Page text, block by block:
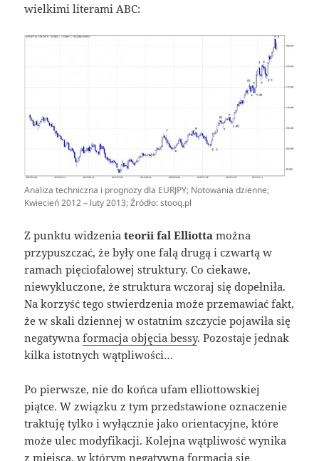
wielkimi literami ABC:
Analiza techniczna i prognozy dla EURJPY; Notowania dzienne;
Kwiecień 2012 – luty 2013; Źródło: stooq.pl
Z punktu widzeniateorii fal Elliotta można
przypuszczać, że były one falą drugą i czwartą w
ramach pięciofalowej struktury. Co ciekawe,
niewykluczone, że struktura wczoraj się dopełniła.
Na korzyść tego stwierdzenia może przemawiać fakt,
że w skali dziennej w ostatnim szczycie pojawiła się
negatywnaformacja objęcia bessy. Pozostaje jednak
kilka istotnych wątpliwości…
Po pierwsze, nie do końca ufam elliottowskiej
piątce. W związku z tym przedstawione oznaczenie
traktuję tylko i wyłącznie jako orientacyjne, które
może ulec modyfikacji. Kolejna wątpliwość wynika
z miejsca, w którym negatywna formacja się